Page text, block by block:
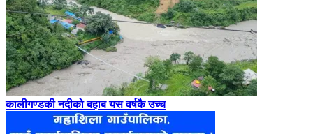
कालीगण्डकी नदीको बहाब यस वर्षकै उच्च